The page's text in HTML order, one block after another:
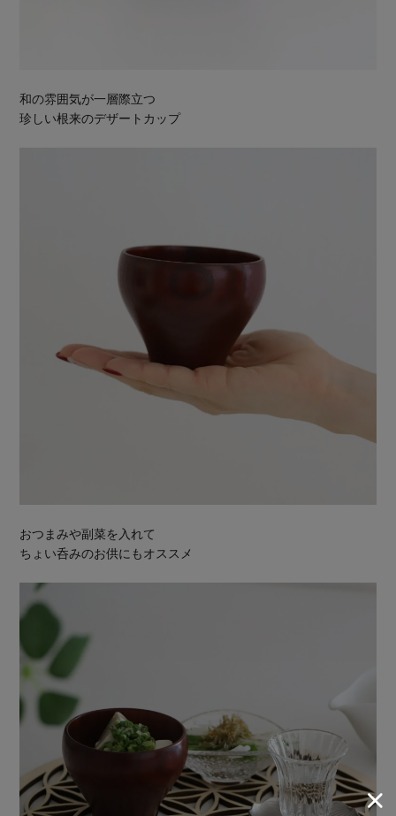
和の雰囲気が一層際立つ
珍しい根来のデザートカップ
おつまみや副菜を入れて
ちょい呑みのお供にもオススメ